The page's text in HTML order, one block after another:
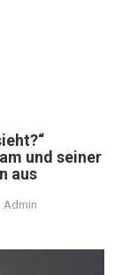
und seiner
aus
Admin